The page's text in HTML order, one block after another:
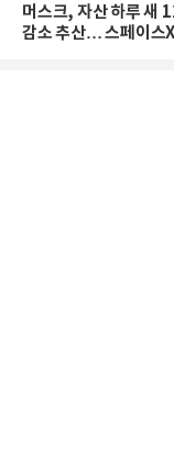
머스크, 자산 하루 새
감소 추산… 스페이스